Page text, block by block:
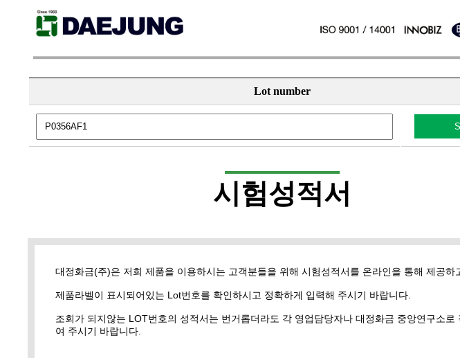
Lot number
시험성적서
대정화금(주)은 저희 제품을 이용하시는 고객분들을 위해 시험성적서를 온라인을 통해 제공하
제품라벨이 표시되어있는 Lot번호를 확인하시고 정확하게 입력해 주시기 바랍니다.
조회가 되지않는 LOT번호의 성적서는 번거롭더라도 각 영업담당자나 대정화금 중앙연구소로
여 주시기 바랍니다.